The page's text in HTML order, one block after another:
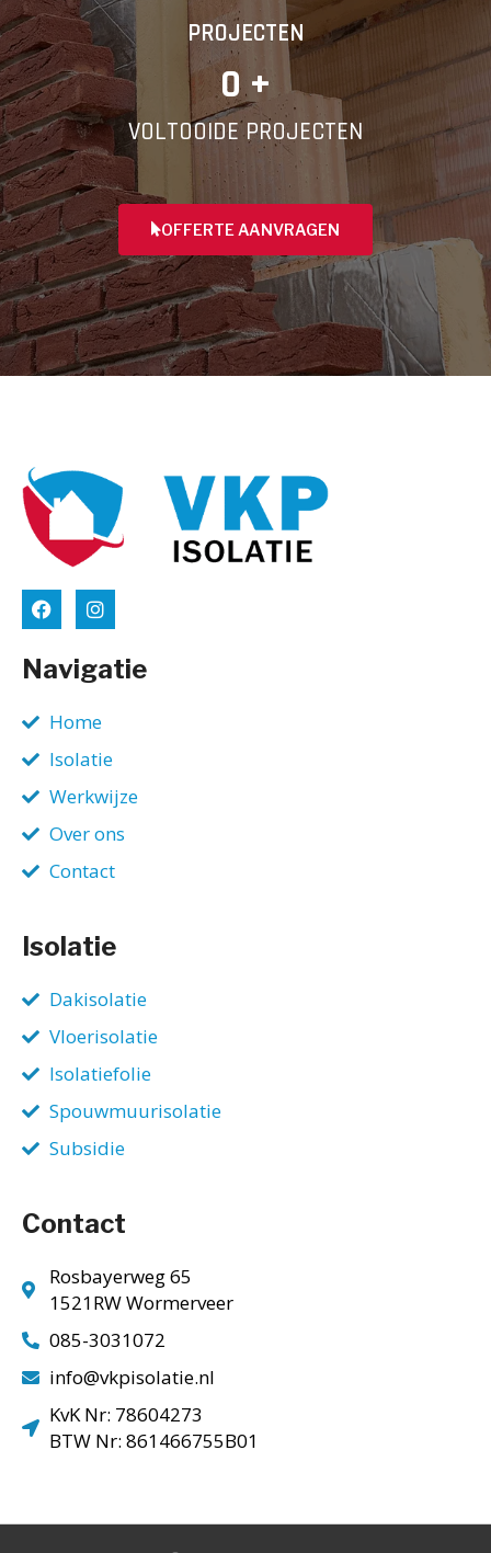
PROJECTEN
0 +
VOLTOOIDE PROJECTEN
OFFERTE AANVRAGEN
Navigatie
Home
Isolatie
Werkwijze
Over ons
Contact
Isolatie
Dakisolatie
Vloerisolatie
Isolatiefolie
Spouwmuurisolatie
Subsidie
Contact
Rosbayerweg 65
1521RW Wormerveer
085-3031072
info@vkpisolatie.nl
KvK Nr: 78604273
BTW Nr: 861466755B01